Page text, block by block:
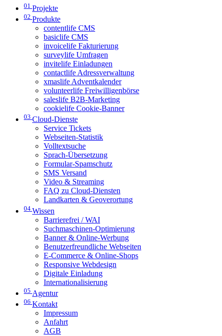
01 Projekte
02 Produkte
contentlife CMS
basiclife CMS
invoicelife Fakturierung
surveylife Umfragen
invitelife Einladungen
contactlife Adressverwaltung
xmaslife Adventkalender
volunteerlife Freiwilligenbörse
saleslife B2B-Marketing
cookielife Cookie-Banner
03 Cloud-Dienste
Service Tickets
Webseiten-Statistik
Volltextsuche
Sprach-Übersetzung
Formular-Spamschutz
SMS Versand
Video & Streaming
FAQ zu Cloud-Diensten
Landkarten & Geoverortung
04 Wissen
Barrierefrei / WAI
Suchmaschinen-Optimierung
Banner & Online-Werbung
Benutzerfreundliche Webseiten
E-Commerce & Online-Shops
Responsive Webdesign
Digitale Einladung
Internationalisierung
05 Agentur
06 Kontakt
Impressum
Anfahrt
AGB